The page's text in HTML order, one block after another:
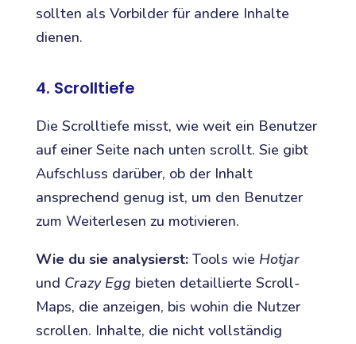
sollten als Vorbilder für andere Inhalte
dienen.
4. Scrolltiefe
Die Scrolltiefe misst, wie weit ein Benutzer
auf einer Seite nach unten scrollt. Sie gibt
Aufschluss darüber, ob der Inhalt
ansprechend genug ist, um den Benutzer
zum Weiterlesen zu motivieren.
Wie du sie analysierst:Tools wie Hotjar
und Crazy Egg bieten detaillierte Scroll-
Maps, die anzeigen, bis wohin die Nutzer
scrollen. Inhalte, die nicht vollständig